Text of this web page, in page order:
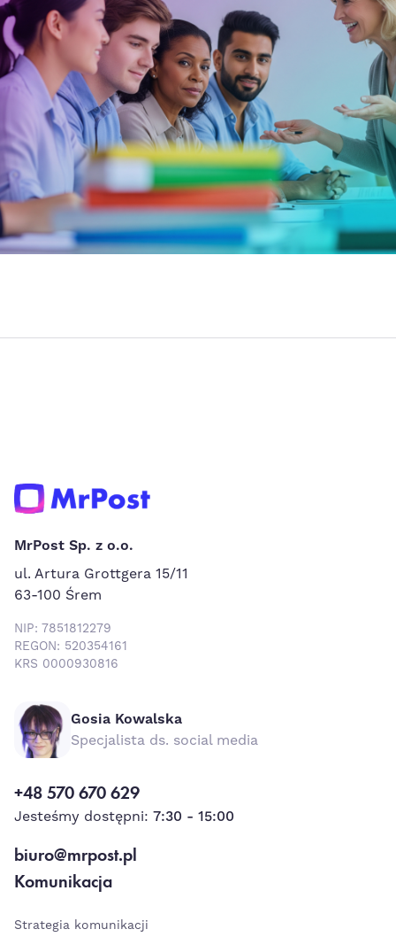
MrPost Sp. z o.o.
ul. Artura Grottgera 15/11
63-100 Śrem
NIP: 7851812279
REGON: 520354161
KRS 0000930816
Gosia Kowalska
Specjalista ds. social media
+48 570 670 629
Jesteśmy dostępni: 7:30 - 15:00
biuro@mrpost.pl
Komunikacja
Strategia komunikacji